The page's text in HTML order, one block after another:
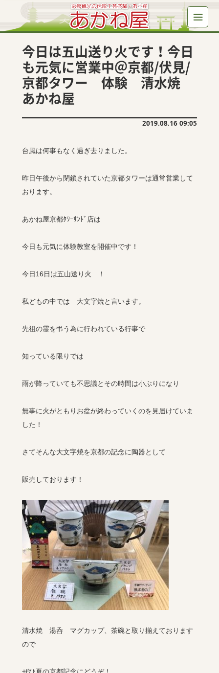
今日は五山送り火です！今日
も元気に営業中＠京都/伏見/
京都タワー 体験 清水焼
あかね屋
2019.08.16 09:05
台風は何事もなく過ぎ去りました。
昨日午後から閉鎖されていた京都タワーは通常営業して
おります。
あかね屋京都ﾀﾜｰｻﾝﾄﾞ店は
今日も元気に体験教室を開催中です！
今日16日は五山送り火 ！
私どもの中では 大文字焼と言います。
先祖の霊を弔う為に行われている行事で
知っている限りでは
雨が降っていても不思議とその時間は小ぶりになり
無事に火がともりお盆が終わっていくのを見届けていま
した！
さてそんな大文字焼を京都の記念に陶器として
販売しております！
清水焼 湯呑 マグカップ、茶碗と取り揃えております
ので